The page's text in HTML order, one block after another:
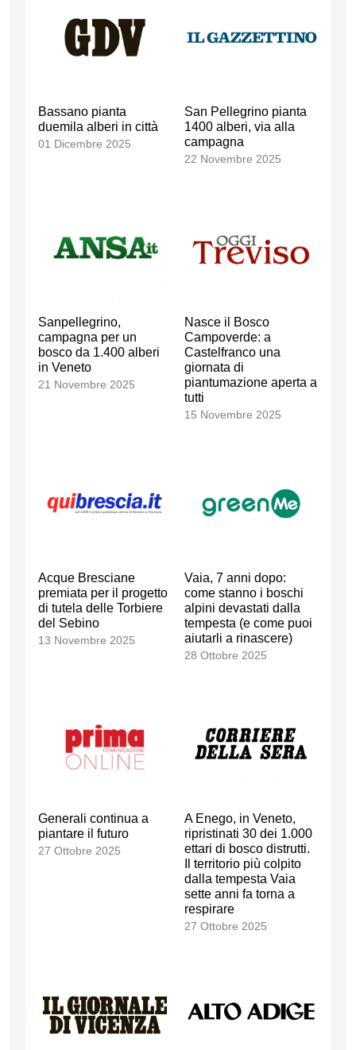
Bassano pianta
duemila alberi in città
01 Dicembre 2025
San Pellegrino pianta
1400 alberi, via alla
campagna
22 Novembre 2025
Sanpellegrino,
campagna per un
bosco da 1.400 alberi
in Veneto
21 Novembre 2025
Nasce il Bosco
Campoverde: a
Castelfranco una
giornata di
piantumazione aperta a
tutti
15 Novembre 2025
Acque Bresciane
premiata per il progetto
di tutela delle Torbiere
del Sebino
13 Novembre 2025
Vaia, 7 anni dopo:
come stanno i boschi
alpini devastati dalla
tempesta (e come puoi
aiutarli a rinascere)
28 Ottobre 2025
Generali continua a
piantare il futuro
27 Ottobre 2025
A Enego, in Veneto,
ripristinati 30 dei 1.000
ettari di bosco distrutti.
Il territorio più colpito
dalla tempesta Vaia
sette anni fa torna a
respirare
27 Ottobre 2025